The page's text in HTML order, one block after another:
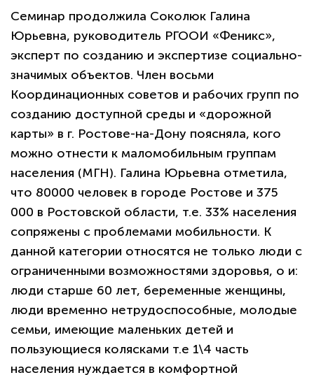
Семинар продолжила Соколюк Галина
Юрьевна, руководитель РГООИ «Феникс»,
эксперт по созданию и экспертизе социально-
значимых объектов. Член восьми
Координационных советов и рабочих групп по
созданию доступной среды и «дорожной
карты» в г. Ростове-на-Дону поясняла, кого
можно отнести к маломобильным группам
населения (МГН). Галина Юрьевна отметила,
что 80000 человек в городе Ростове и 375
000 в Ростовской области, т.е. 33% населения
сопряжены с проблемами мобильности. К
данной категории относятся не только люди с
ограниченными возможностями здоровья, о и:
люди старше 60 лет, беременные женщины,
люди временно нетрудоспособные, молодые
семьи, имеющие маленьких детей и
пользующиеся колясками т.е 1\4 часть
населения нуждается в комфортной